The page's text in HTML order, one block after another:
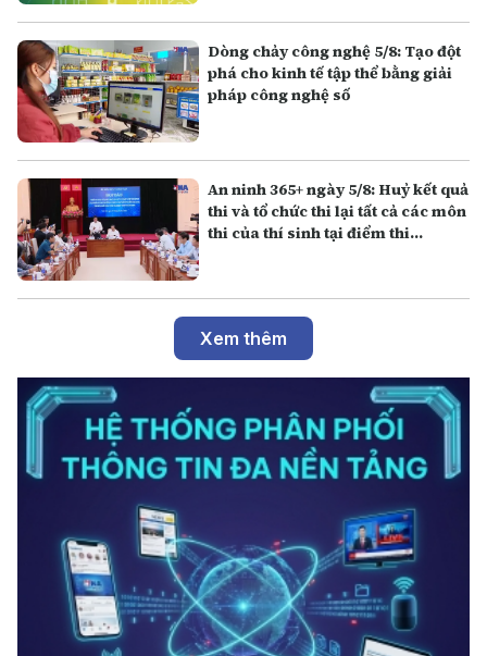
Dòng chảy công nghệ 5/8: Tạo đột
phá cho kinh tế tập thể bằng giải
pháp công nghệ số
An ninh 365+ ngày 5/8: Huỷ kết quả
thi và tổ chức thi lại tất cả các môn
thi của thí sinh tại điểm thi
Xem thêm